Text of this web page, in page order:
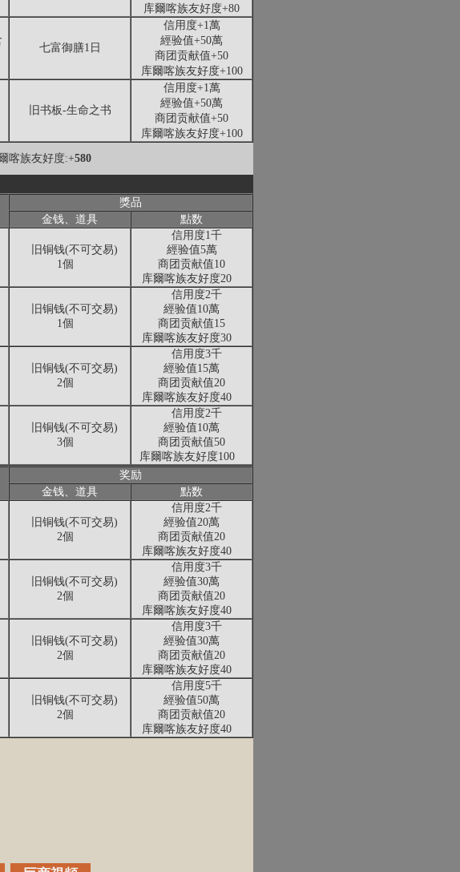
库爾喀族友好度+80
七富御膳1日
信用度+1萬
經验值+50萬
商团贡献值+50
库爾喀族友好度+100
旧书板-生命之书
信用度+1萬
經验值+50萬
商团贡献值+50
库爾喀族友好度+100
喀族友好度:+580
獎品
金钱、道具
點数
旧铜钱(不可交易)
1個
信用度1千
經验值5萬
商团贡献值10
库爾喀族友好度20
旧铜钱(不可交易)
1個
信用度2千
經验值10萬
商团贡献值15
库爾喀族友好度30
旧铜钱(不可交易)
2個
信用度3千
經验值15萬
商团贡献值20
库爾喀族友好度40
旧铜钱(不可交易)
3個
信用度2千
經验值10萬
商团贡献值50
库爾喀族友好度100
奖励
金钱、道具
點数
旧铜钱(不可交易)
2個
信用度2千
經验值20萬
商团贡献值20
库爾喀族友好度40
旧铜钱(不可交易)
2個
信用度3千
經验值30萬
商团贡献值20
库爾喀族友好度40
旧铜钱(不可交易)
2個
信用度3千
經验值30萬
商团贡献值20
库爾喀族友好度40
旧铜钱(不可交易)
2個
信用度5千
經验值50萬
商团贡献值20
库爾喀族友好度40